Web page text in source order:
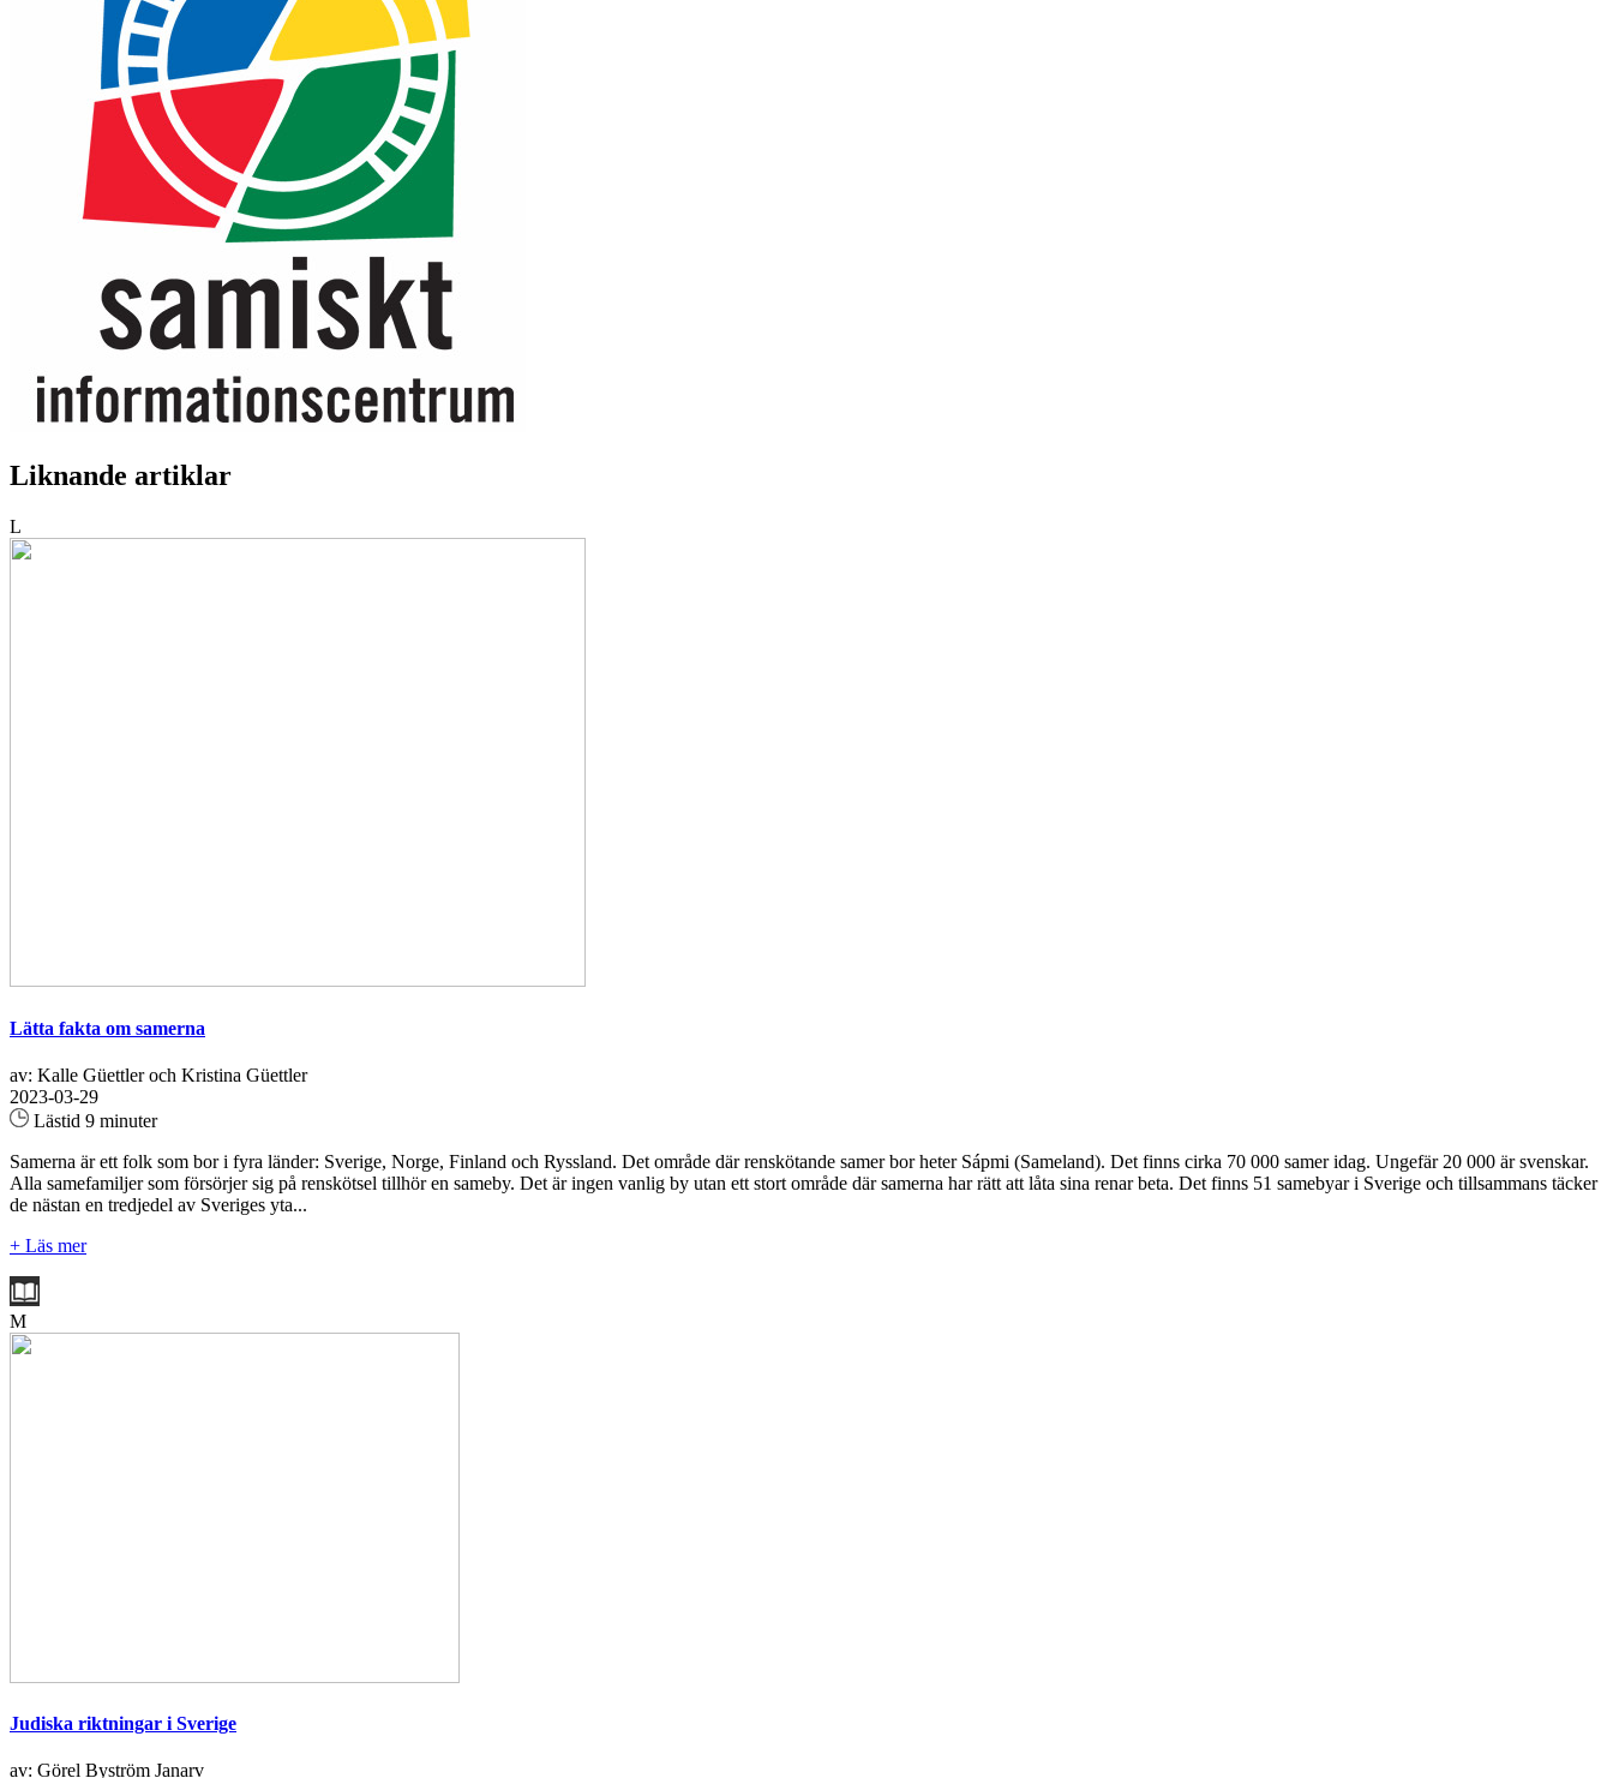
Liknande artiklar
L
Lätta fakta om samerna
av: Kalle Güettler och Kristina Güettler
2023-03-29
Lästid 9 minuter
Samerna är ett folk som bor i fyra länder: Sverige, Norge, Finland och Ryssland. Det område där renskötande samer bor heter Sápmi (Sameland). Det finns cirka 70 000 samer idag. Ungefär 20 000 är svenskar.
Alla samefamiljer som försörjer sig på renskötsel tillhör en sameby. Det är ingen vanlig by utan ett stort område där samerna har rätt att låta sina renar beta. Det finns 51 samebyar i Sverige och tillsammans täcker
de nästan en tredjedel av Sveriges yta...
+ Läs mer
M
Judiska riktningar i Sverige
av: Görel Byström Janarv